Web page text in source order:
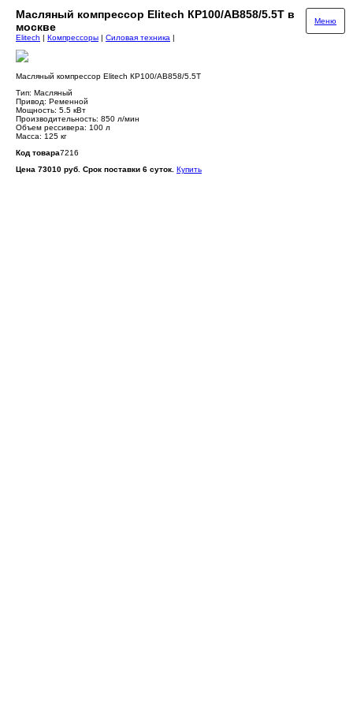
Масляный компрессор Elitech КР100/АВ858/5.5Т в
москве
Меню
Elitech | Компрессоры | Силовая техника |
Масляный компрессор Elitech КР100/АВ858/5.5Т
Тип: Масляный
Привод: Ременной
Мощность: 5.5 кВт
Производительность: 850 л/мин
Объем рессивера: 100 л
Масса: 125 кг
Код товара7216
Цена 73010 руб. Срок поставки 6 суток. Купить